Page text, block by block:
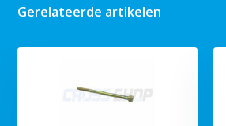
Gerelateerde artikelen